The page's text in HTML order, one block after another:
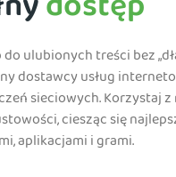
ulubionych treści bez
dostawcy usług
sieciowych. Korzystaj
ciesząc się
aplikacjami i grami.